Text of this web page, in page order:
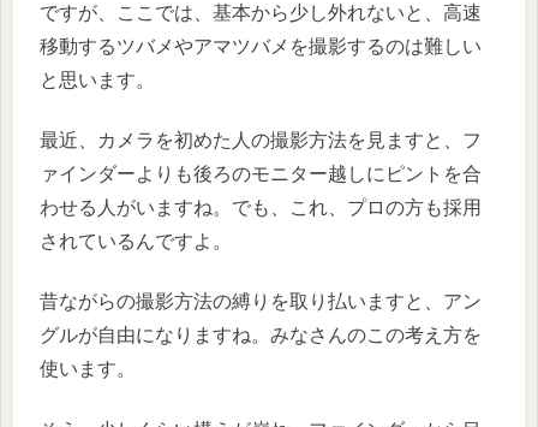
ですが、ここでは、基本から少し外れないと、高速
移動するツバメやアマツバメを撮影するのは難しい
と思います。
最近、カメラを初めた人の撮影方法を見ますと、フ
ァインダーよりも後ろのモニター越しにピントを合
わせる人がいますね。でも、これ、プロの方も採用
されているんですよ。
昔ながらの撮影方法の縛りを取り払いますと、アン
グルが自由になりますね。みなさんのこの考え方を
使います。